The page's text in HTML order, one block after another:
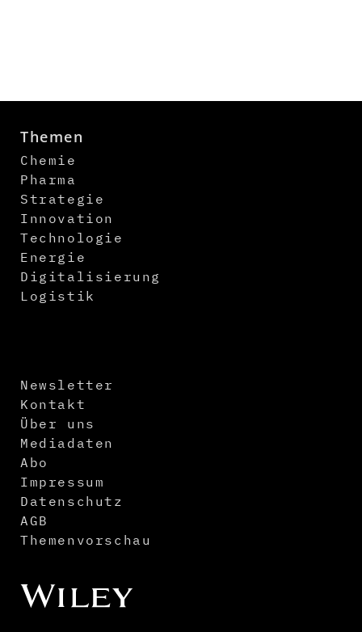
Themen
Chemie
Pharma
Strategie
Innovation
Technologie
Energie
Digitalisierung
Logistik
Newsletter
Kontakt
Über uns
Mediadaten
Abo
Impressum
Datenschutz
AGB
Themenvorschau